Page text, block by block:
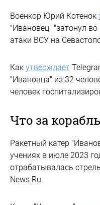
Военкор Юрий Котенок
"Ивановец" "затонул
атаки ВСУ на
Как утверждает
"Ивановца" из 32
человек
Что за
Ракетный катер
учениях в июле 2023
отрабатывалась
News.Ru.